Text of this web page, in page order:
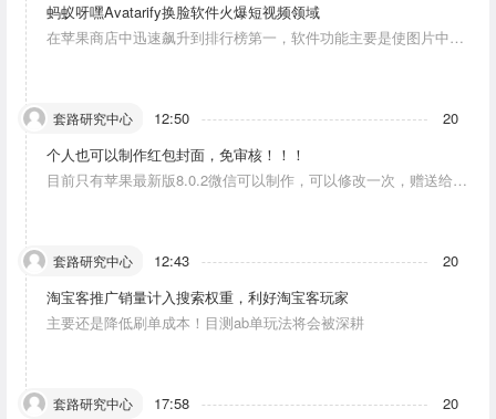
蚂蚁呀嘿Avatarify换脸软件火爆短视频领域
在苹果商店中迅速飙升到排行榜第一，软件功能主要是使图片中的
套路研究中心 12:50
20
个人也可以制作红包封面，免审核！！！
目前只有苹果最新版8.0.2微信可以制作，可以修改一次，赠送给10
套路研究中心 12:43
20
淘宝客推广销量计入搜索权重，利好淘宝客玩家
主要还是降低刷单成本！目测ab单玩法将会被深耕
套路研究中心 17:58 20